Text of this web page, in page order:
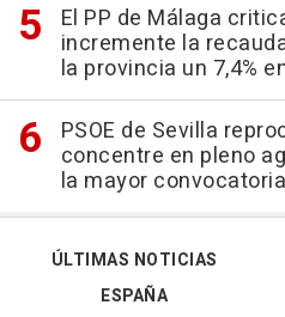
El PP de Málaga
incremente la
la provincia un 7,4%
PSOE de Sevilla
concentre en pleno
la mayor
ÚLTIMAS NOTICIAS
ESPAÑA